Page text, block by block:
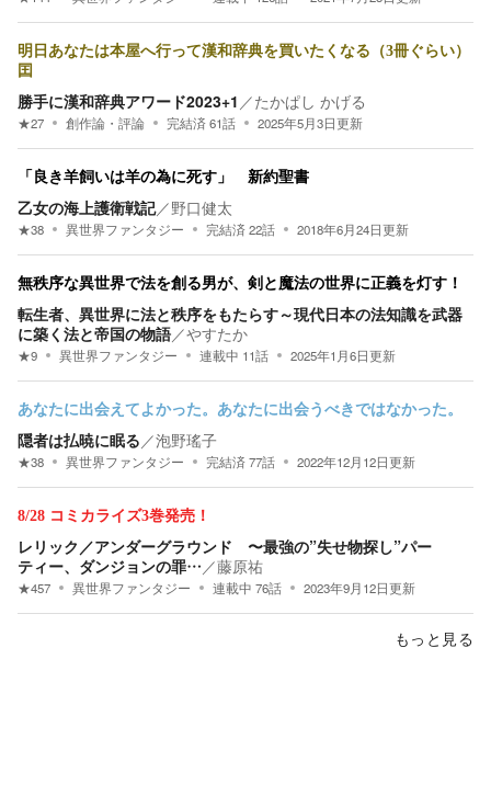
明日あなたは本屋へ行って漢和辞典を買いたくなる（3冊ぐらい）
囯
勝手に漢和辞典アワード2023+1 ／たかぱし かげる
★27 創作論・評論 完結済61話 2025年5月3日更新
「良き羊飼いは羊の為に死す」 新約聖書
乙女の海上護衛戦記／野口健太
★38 異世界ファンタジー 完結済22話 2018年6月24日更新
無秩序な異世界で法を創る男が、剣と魔法の世界に正義を灯す！
転生者、異世界に法と秩序をもたらす～現代日本の法知識を武器
に築く法と帝国の物語／やすたか
★9 異世界ファンタジー 連載中 11話 2025年1月6日更新
あなたに出会えてよかった。あなたに出会うべきではなかった。
隠者は払暁に眠る／泡野瑤子
★38 異世界ファンタジー 完結済77話 2022年12月12日更新
8/28 コミカライズ3巻発売！
レリック／アンダーグラウンド 〜最強の”失せ物探し”パー
ティー、ダンジョンの罪…／藤原祐
★457 異世界ファンタジー 連載中 76話 2023年9月12日更新
もっと見る